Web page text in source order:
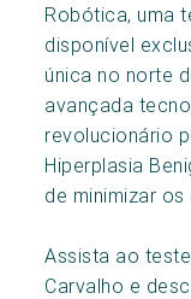
Robótica, uma
disponível
única no norte
avançada
revolucionário
Hiperplasia
de minimizar
Assista ao
Carvalho e